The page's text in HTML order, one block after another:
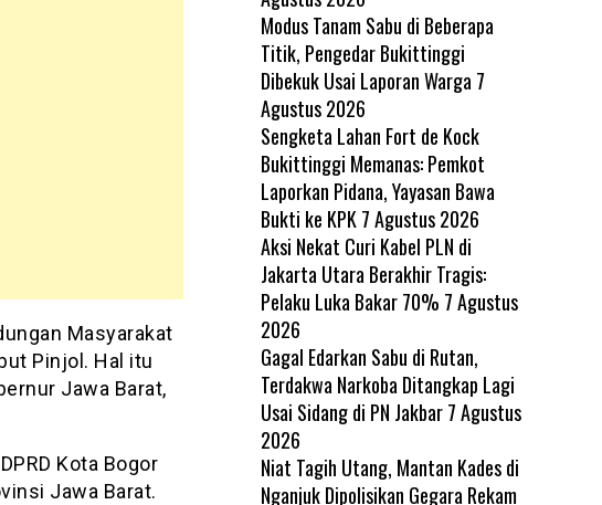
Masyarakat
Pinjol. Hal itu
Jawa Barat,
Kota Bogor
Jawa Barat.
Modus Tanam Sabu di Beberapa
Titik, Pengedar Bukittinggi
Dibekuk Usai Laporan Warga 7
Agustus 2026
Sengketa Lahan Fort de Kock
Bukittinggi Memanas: Pemkot
Laporkan Pidana, Yayasan Bawa
Bukti ke KPK 7 Agustus 2026
Aksi Nekat Curi Kabel PLN di
Jakarta Utara Berakhir Tragis:
Pelaku Luka Bakar 70% 7 Agustus
2026
Gagal Edarkan Sabu di Rutan,
Terdakwa Narkoba Ditangkap Lagi
Usai Sidang di PN Jakbar 7 Agustus
2026
Niat Tagih Utang, Mantan Kades di
Nganjuk Dipolisikan Gegara Rekam